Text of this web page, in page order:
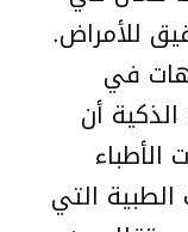
للأمراض.
في
أن
التي